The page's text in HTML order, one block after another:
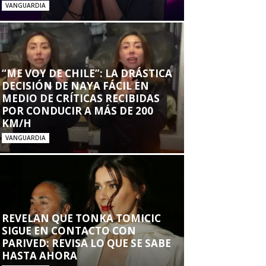
VANGUARDIA
“ME VOY DE CHILE”: LA DRÁSTICA
DECISIÓN DE NAYA FÁCIL EN
MEDIO DE CRÍTICAS RECIBIDAS
POR CONDUCIR A MÁS DE 200
KM/H
VANGUARDIA
REVELAN QUE TONKA TOMICIC
SIGUE EN CONTACTO CON
PARIVED: REVISA LO QUE SE SABE
HASTA AHORA